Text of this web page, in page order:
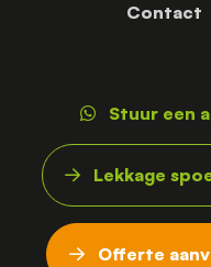
Contact
Stuur een
Lekkage
Offerte